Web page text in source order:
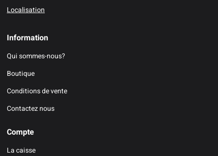
Localisation
Information
Qui sommes-nous?
Boutique
Conditions de vente
Contactez nous
Compte
La caisse